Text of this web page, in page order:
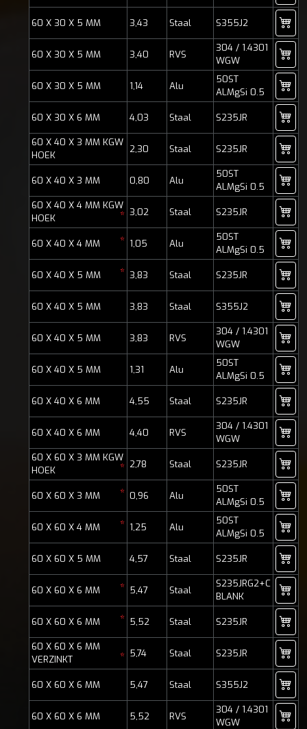
60 X 30 X 5 MM 3,43 Staal S355J2
60 X 30 X 5 MM 3,40 RVS
304 / 1.4301
WGW
60 X 30 X 5 MM 1,14 Alu
50ST
ALMgSi 0.5
60 X 30 X 6 MM 4,03 Staal S235JR
60 X 40 X 3 MM KGW
HOEK
2,30 Staal S235JR
60 X 40 X 3 MM 0,80 Alu
50ST
ALMgSi 0.5
60 X 40 X 4 MM KGW
HOEK
* 3,02 Staal S235JR
60 X 40 X 4 MM * 1,05 Alu
50ST
ALMgSi 0.5
60 X 40 X 5 MM * 3,83 Staal S235JR
60 X 40 X 5 MM 3,83 Staal S355J2
60 X 40 X 5 MM 3,83 RVS
304 / 1.4301
WGW
60 X 40 X 5 MM 1,31 Alu
50ST
ALMgSi 0.5
60 X 40 X 6 MM 4,55 Staal S235JR
60 X 40 X 6 MM 4,40 RVS
304 / 1.4301
WGW
60 X 60 X 3 MM KGW
HOEK
* 2,78 Staal S235JR
60 X 60 X 3 MM * 0,96 Alu
50ST
ALMgSi 0.5
60 X 60 X 4 MM * 1,25 Alu
50ST
ALMgSi 0.5
60 X 60 X 5 MM 4,57 Staal S235JR
60 X 60 X 6 MM * 5,47 Staal
S235JRG2+C
BLANK
60 X 60 X 6 MM * 5,52 Staal S235JR
60 X 60 X 6 MM
VERZINKT
* 5,74 Staal S235JR
60 X 60 X 6 MM 5,47 Staal S355J2
60 X 60 X 6 MM 5,52 RVS
304 / 1.4301
WGW